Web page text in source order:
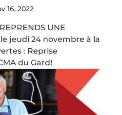
16, 2022
UNE
le jeudi 24 novembre à la
: Reprise
du Gard!